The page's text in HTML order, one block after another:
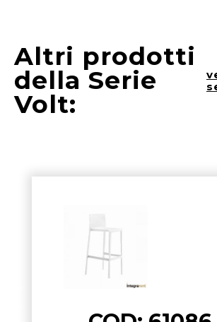
Altri prodotti
della Serie
Volt: